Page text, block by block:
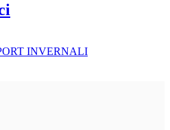
INVERNALI